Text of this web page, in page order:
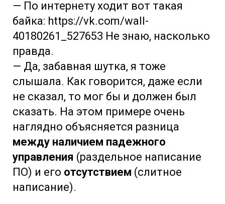
— По интернету ходит вот такая
байка: https://vk.com/wall-
40180261_527653 Не знаю, насколько
правда.
— Да, забавная шутка, я тоже
слышала. Как говорится, даже если
не сказал, то мог бы и должен был
сказать. На этом примере очень
наглядно объясняется разница
между наличием падежного
управления (раздельное написание
ПО) и его отсутствием (слитное
написание).